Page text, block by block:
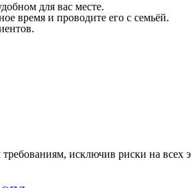
для вас месте.
время и проводите его с семьёй.
исключив риски на всех